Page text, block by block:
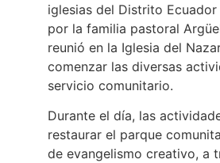
iglesias del Distrito
por la familia pastoral
reunió en la Iglesia del
comenzar las diversas
servicio comunitario.
Durante el día, las
restaurar el parque
de evangelismo creativo, a